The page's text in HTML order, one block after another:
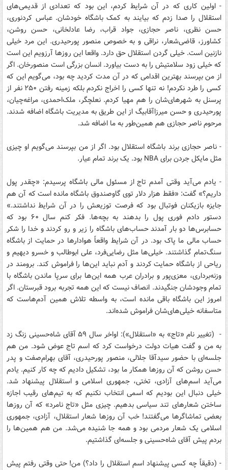
- اولین کاری که در آن شرایط کردم، این بود که تعدادی از قدیمی‌های
استقلال را صدا زدم که بیایند به کمک باشگاه خودشان. عباس کردنوری،
حسن نظری، ناصر حجازی، جواد قراب، رضا عادلخانی، حسن روشن،
کشاورز، قاضی‌شعار، نراقی و به‌ خصوص منصور پورحیدری. این مرد خیلی
نازنین است. خیلی گردن استقلال حق دارد. واقعا این روزها آرزویم این است
که خیلی زود سلامتیش را به‌ دست بیاورد. انسان بزرگی است منصورخان. اگر
از من بپرسند بهترین اقدامی که در آن مدت کردید چه بود، می‌گویم این‌ که
کسی را طرد نکردم! نه تنها کسی را اخراج نکردم بلکه زمینه رفتن ۲۵۰ نفر از
پرسنل به شهرهای‌شان را هم مهیا کردم. نعلچگر، ملک‌احمدی، مراغه‌چیان،
پورحیدری و حسن میرزاآقابیگ از این طریق به مدیریت باشگاه اضافه شدند.
مرحوم ناصر حجازی هم همین‌طور به ما اضافه شد.
- ناصر حجازی برند باشگاه استقلال بود. اگر از من بپرسند می‌گویم او چیزی
مثل مایکل جردن برای NBA بود. یک برند تمام عیار.
- یادم می‌آید وقتی آمدم تاج از مسئول مالی باشگاه پرسیدم: «چقدر پول
داریم؟» گفت: «فقط هزار دلار توی گاوصندوق باشگاه مانده است که آن هم
جایزه بازیکنان فوتبال بود که فرصت توزیعش را در آن شرایط نداشتند.»
دستور دادم فوری پول را بدهند به بچه‌ها. فکر کنم سال ۶۰ بود که
حسابرس‌ها دو بار آمدند حساب‌های باشگاه را زیر و رو کردند و خدا را شکر
حساب مالی ما پاک بود. در آن شرایط واقعاً هوادارها در حمایت از باشگاه
سنگ‌تمام گذاشتند. خیلی‌ها مثل رضایی‌فرد، علی ابوطالب و خسرو دیهیم و
ریاحی از باشگاه حمایت کردند و آدم نباید این‌ها را فراموش کند. برومند در
وزنه‌برداری، معزی‌پور و برادران عرب همه این‌ها برای سرپا ماندن باشگاه با
تمام وجودشان جنگیدند. انصاف نیست که این همه تجربه برود قبرستان. اگر
امروز این باشگاه باقی مانده است، به واسطه تلاش همین آدم‌هاست که
متاسفانه خیلی‌های‌شان فراموش شده‌اند.
- (تغییر نام «تاج» به «استقلال»): اواخر سال ۵۹ آقای شاه‌حسینی زنگ زد
به من و گفت هیات‌ دولت درخواست کرد که اسم تاج عوض شود. من هم
جلسه‌ای با حضور سیدآقا جلالی، منصور پورحیدری، آقای بهرام‌صفت و پدر
حسن روشن که آن روزها همکار ما بود، تشکیل دادیم که چه‌ کار کنیم. یادم
می‌آید اسم‌های آزادی، تختی، جمهوری اسلامی و استقلال پیشنهاد شد.
خیلی دنبال این بودیم که اسمی انتخاب نکنیم که به تیم‌های رقیب اجازه
ساختن شعارهای تند سیاسی بدهیم. چیزی مثل «تاج نامرد» که آن روزها
بعضی تماشاگرها می‌گفتند! خب آن روزها شعار استقلال، آزادی، جمهوری
اسلامی یک شعار مردمی بود و همه جا شنیده می‌شد. من هم همین‌ها را
بردم پیش آقای شاه‌حسینی و جلسه‌ای گذاشتیم.
- (دقیقاً چه کسی پیشنهاد اسم استقلال را داد؟) من! حتی وقتی رفتم پیش